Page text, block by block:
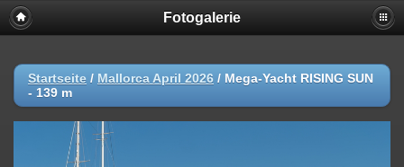
Fotogalerie
Startseite / Mallorca April 2026 / Mega-Yacht RISING SUN
- 139 m